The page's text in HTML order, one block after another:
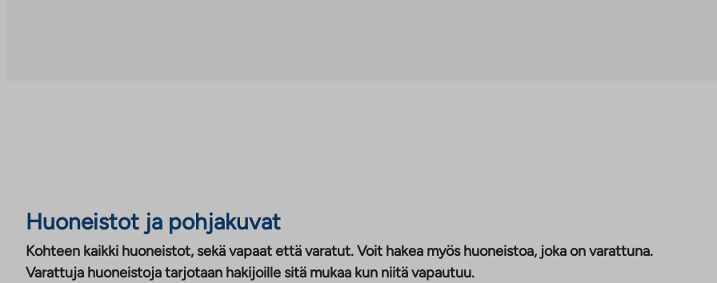
Huoneistot ja pohjakuvat
Kohteen kaikki huoneistot, sekä vapaat että varatut. Voit hakea myös huoneistoa, joka on varattuna.
Varattuja huoneistoja tarjotaan hakijoille sitä mukaa kun niitä vapautuu.